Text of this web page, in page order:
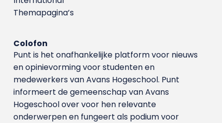
Themapagina’s
Colofon
Punt is het onafhankelijke platform voor nieuws
en opinievorming voor studenten en
medewerkers van Avans Hoge­school. Punt
informeert de gemeenschap van Avans
Hogeschool over voor hen relevante
onderwerpen en fungeert als podium voor